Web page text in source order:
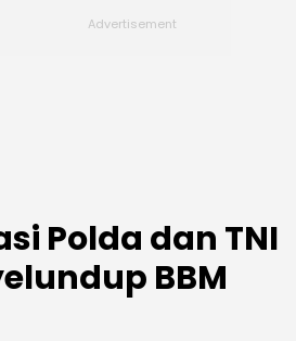
Polda dan TNI
BBM